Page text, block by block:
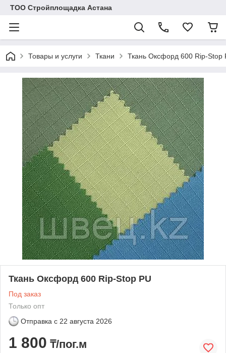
ТОО Стройплощадка Астана
Товары и услуги Ткани Ткань Оксфорд 600 Rip-Stop
Ткань Оксфорд 600 Rip-Stop PU
Под заказ
Только опт
Отправка с 22 августа 2026
1 800 ₸/пог.м